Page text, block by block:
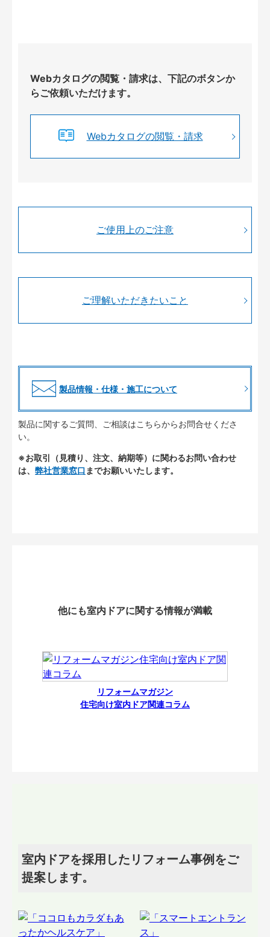
Webカタログの閲覧・請求は、下記のボタンか
らご依頼いただけます。
Webカタログの閲覧・請求
ご使用上のご注意
ご理解いただきたいこと
製品情報・仕様・施工について
製品に関するご質問、ご相談はこちらからお問合せくださ
い。
※お取引（見積り、注文、納期等）に関わるお問い合わせ
は、 弊社営業窓口 までお願いいたします。
他にも室内ドアに関する情報が満載
リフォームマガジン
住宅向け室内ドア関連コラム
室内ドアを採用したリフォーム事例をご
提案します。